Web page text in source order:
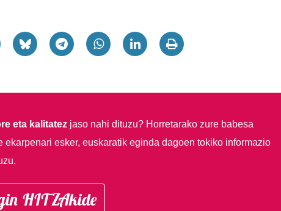
eta kalitatezjaso nahi dituzu? Horretarako zure babesa
ekarpenari esker, euskaratik eginda dagoen tokiko informazio
HITZAkide